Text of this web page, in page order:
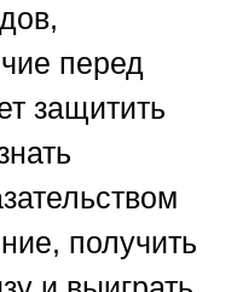
перед
защитить
получить